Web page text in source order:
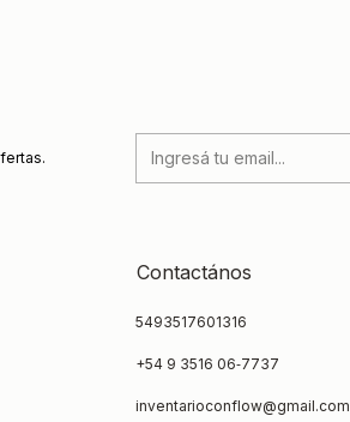
Contactános
5493517601316
‪+54 9 3516 06‑7737‬
inventarioconflow@gmail.com